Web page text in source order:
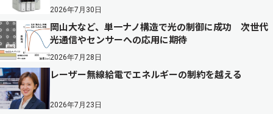
2026年7月30日
岡山大など、単一ナノ構造で光の制御に成功 次世代
光通信やセンサーへの応用に期待
2026年7月28日
レーザー無線給電でエネルギーの制約を越える
2026年7月23日